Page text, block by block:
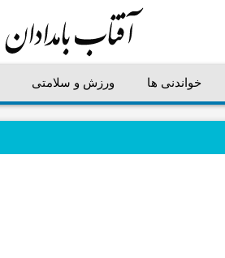
خواندنی ها ورزش و سلامتی